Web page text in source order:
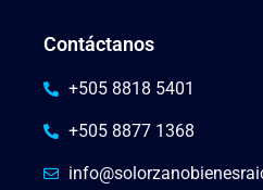
Contáctanos
+505 8818 5401
+505 8877 1368